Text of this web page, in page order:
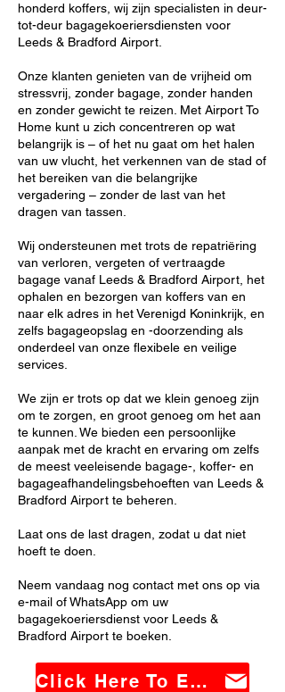
honderd koffers, wij zijn specialisten in deur-
tot-deur bagagekoeriersdiensten voor
Leeds & Bradford Airport.
Onze klanten genieten van de vrijheid om
stressvrij, zonder bagage, zonder handen
en zonder gewicht te reizen. Met Airport To
Home kunt u zich concentreren op wat
belangrijk is – of het nu gaat om het halen
van uw vlucht, het verkennen van de stad of
het bereiken van die belangrijke
vergadering – zonder de last van het
dragen van tassen.
Wij ondersteunen met trots de repatriëring
van verloren, vergeten of vertraagde
bagage vanaf Leeds & Bradford Airport, het
ophalen en bezorgen van koffers van en
naar elk adres in het Verenigd Koninkrijk, en
zelfs bagageopslag en -doorzending als
onderdeel van onze flexibele en veilige
services.
We zijn er trots op dat we klein genoeg zijn
om te zorgen, en groot genoeg om het aan
te kunnen. We bieden een persoonlijke
aanpak met de kracht en ervaring om zelfs
de meest veeleisende bagage-, koffer- en
bagageafhandelingsbehoeften van Leeds &
Bradford Airport te beheren.
Laat ons de last dragen, zodat u dat niet
hoeft te doen.
Neem vandaag nog contact met ons op via
e-mail of WhatsApp om uw
bagagekoeriersdienst voor Leeds &
Bradford Airport te boeken.
Click Here To Email Us